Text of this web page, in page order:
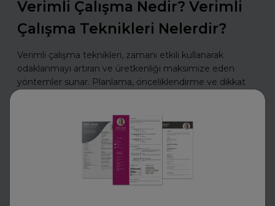
Verimli Çalışma Nedir? Verimli
Çalışma Teknikleri Nelerdir?
Verimli çalışma teknikleri, zamanı etkili kullanarak
odaklanmayı artıran ve üretkenliği maksimize eden
yöntemler sunar. Planlama, önceliklendirme ve dikkat
Daha fazla oku